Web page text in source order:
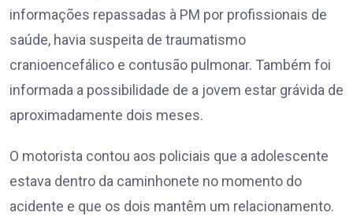
informações repassadas à PM por profissionais de
saúde, havia suspeita de traumatismo
cranioencefálico e contusão pulmonar. Também foi
informada a possibilidade de a jovem estar grávida de
aproximadamente dois meses.
O motorista contou aos policiais que a adolescente
estava dentro da caminhonete no momento do
acidente e que os dois mantêm um relacionamento.